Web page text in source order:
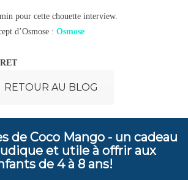
pour cette chouette interview.
d’Osmose : Osmose
RETOUR AU BLOG
de Coco Mango - un cadeau
et utile à offrir aux
de 4 à 8 ans!